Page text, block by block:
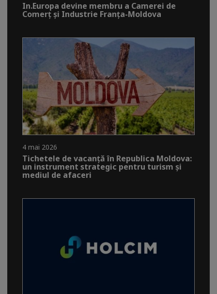
In.Europa devine membru a Camerei de
Comerț și Industrie Franța-Moldova
4 mai 2026
Tichetele de vacanță în Republica Moldova:
un instrument strategic pentru turism și
mediul de afaceri